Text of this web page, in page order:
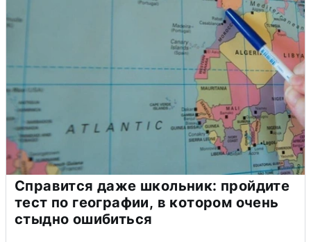
Справится даже школьник: пройдите
тест по географии, в котором очень
стыдно ошибиться